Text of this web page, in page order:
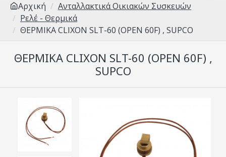
Αρχική
Ανταλλακτικά Οικιακών Συσκευών
Ρελέ - Θερμικά
ΘΕΡΜΙΚΑ CLIXON SLT-60 (ΟΡΕΝ 60F) , SUPCO
ΘΕΡΜΙΚΑ CLIXON SLT-60 (ΟΡΕΝ 60F) ,
SUPCO